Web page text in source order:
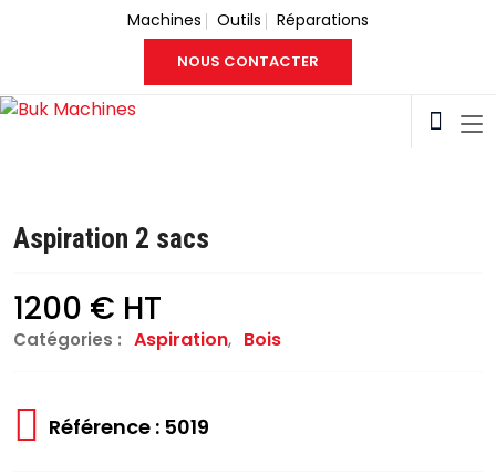
Machines Outils Réparations
NOUS CONTACTER
Aspiration 2 sacs
1200 € HT
Catégories : Aspiration, Bois
Référence : 5019